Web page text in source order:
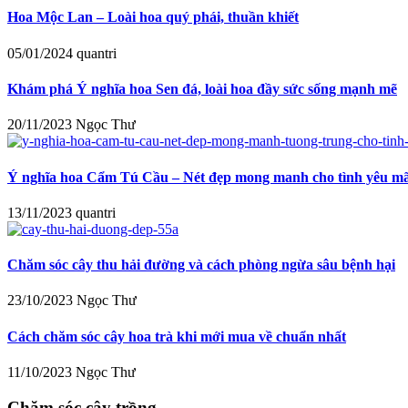
Hoa Mộc Lan – Loài hoa quý phái, thuần khiết
05/01/2024 quantri
Khám phá Ý nghĩa hoa Sen đá, loài hoa đầy sức sống mạnh mẽ
20/11/2023 Ngọc Thư
Ý nghĩa hoa Cẩm Tú Cầu – Nét đẹp mong manh cho tình yêu
13/11/2023 quantri
Chăm sóc cây thu hải đường và cách phòng ngừa sâu bệnh hại
23/10/2023 Ngọc Thư
Cách chăm sóc cây hoa trà khi mới mua về chuẩn nhất
11/10/2023 Ngọc Thư